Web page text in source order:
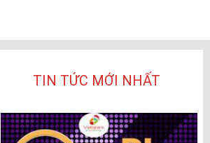
TIN TỨC MỚI NHẤT